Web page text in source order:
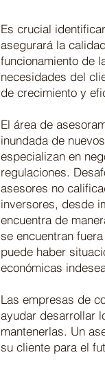
Es crucial
asegurará la
funcionamiento de
necesidades del
de crecimiento y
El área de
inundada de
especializan en
regulaciones.
asesores no
inversores, desde
encuentra de
se encuentran
puede haber
económicas
Las empresas de
ayudar desarrollar
mantenerlas. Un
su cliente para el